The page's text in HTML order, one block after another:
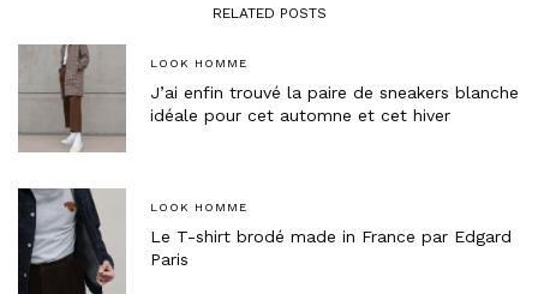
RELATED POSTS
LOOK HOMME
J’ai enfin trouvé la paire de sneakers blanche
idéale pour cet automne et cet hiver
LOOK HOMME
Le T-shirt brodé made in France par Edgard
Paris